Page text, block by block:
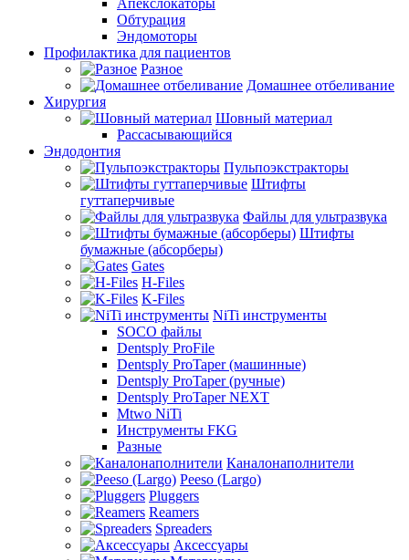
Апекслокаторы
Обтурация
Эндомоторы
Профилактика для пациентов
Разное
Домашнее отбеливание
Хирургия
Шовный материал
Рассасывающийся
Эндодонтия
Пульпоэкстракторы
Штифты
гуттаперчивые
Файлы для ультразвука
Штифты
бумажные (абсорберы)
Gates
H-Files
K-Files
NiTi инструменты
SOCO файлы
Dentsply ProFile
Dentsply ProTaper (машинные)
Dentsply ProTaper (ручные)
Dentsply ProTaper NEXT
Mtwo NiTi
Инструменты FKG
Разные
Каналонаполнители
Peeso (Largo)
Pluggers
Reamers
Spreaders
Аксессуары